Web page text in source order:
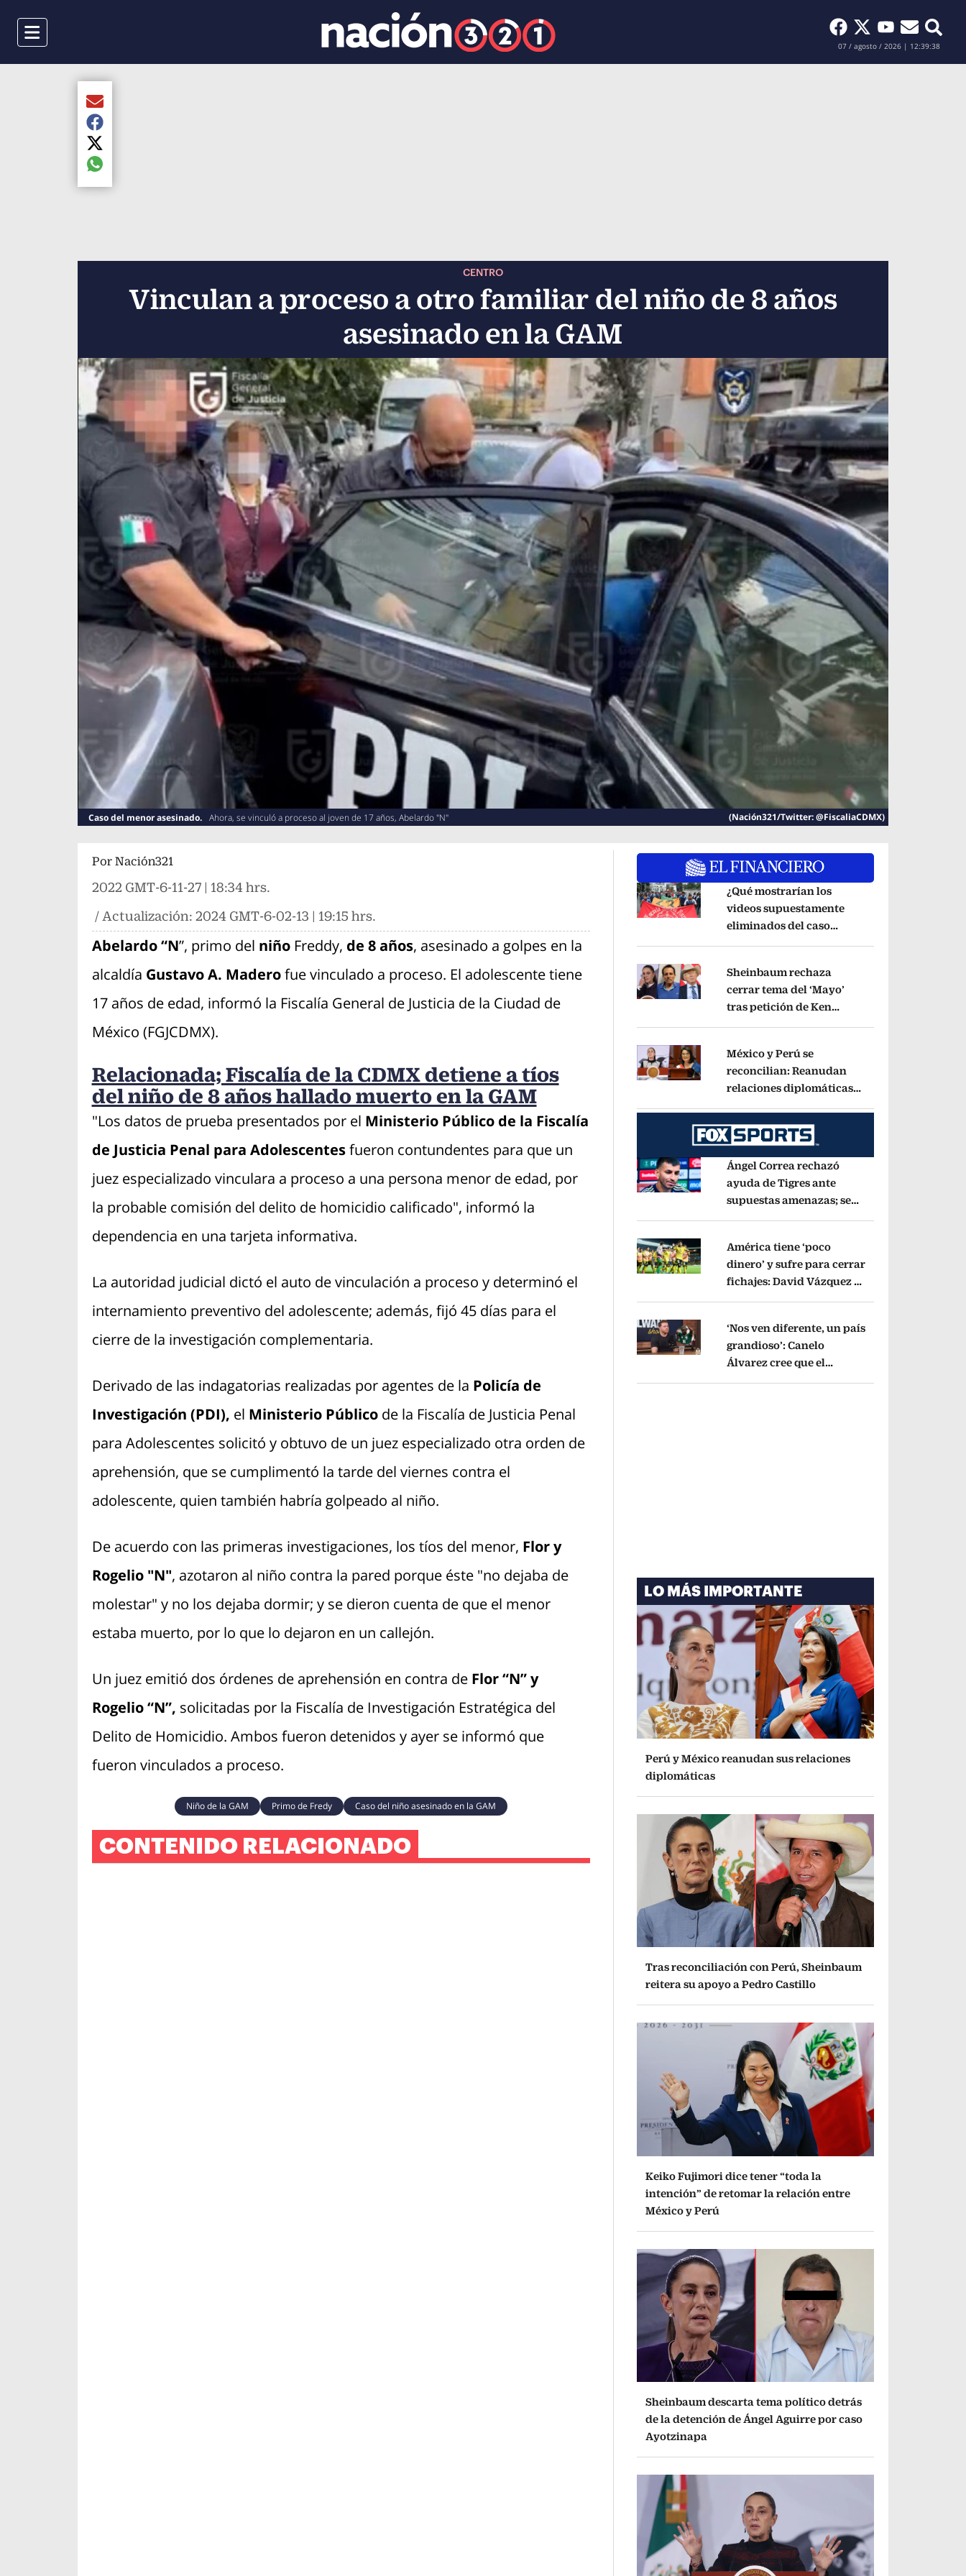
Menu Buscar
07 / agosto / 2026 | 12:39:39
CENTRO
Vinculan a proceso a otro familiar del niño de 8 años
asesinado en la GAM
Caso del menor asesinado. Ahora, se vinculó a proceso al joven de 17 años, Abelardo "N" (Nación321/Twitter: @FiscaliaCDMX)
Compartir el artículo actual mediante Email
Compartir el artículo actual mediante Facebook
Compartir el artículo actual mediante Twitter
Compartir el artículo actual mediante global.social-whatsapp
Por Nación321
2022 GMT-6-11-27 | 18:34 hrs.
/ Actualización: 2024 GMT-6-02-13 | 19:15 hrs.
Abelardo “N”, primo del niñoFreddy, de 8 años, asesinado a golpes en la
alcaldía Gustavo A. Maderofue vinculado a proceso. El adolescente tiene
17 años de edad, informó la Fiscalía General de Justicia de la Ciudad de
México (FGJCDMX).
Relacionada; Fiscalía de la CDMX detiene a tíos
del niño de 8 años hallado muerto en la GAM
"Los datos de prueba presentados por el Ministerio Público de la Fiscalía
de Justicia Penal para Adolescentesfueron contundentes para que un
juez especializado vinculara a proceso a una persona menor de edad, por
la probable comisión del delito de homicidio calificado", informó la
dependencia en una tarjeta informativa.
La autoridad judicial dictó el auto de vinculación a proceso y determinó el
internamiento preventivo del adolescente; además, fijó 45 días para el
cierre de la investigación complementaria.
Derivado de las indagatorias realizadas por agentes de la Policía de
Investigación (PDI), el Ministerio Público de la Fiscalía de Justicia Penal
para Adolescentes solicitó y obtuvo de un juez especializado otra orden de
aprehensión, que se cumplimentó la tarde del viernes contra el
adolescente, quien también habría golpeado al niño.
De acuerdo con las primeras investigaciones, los tíos del menor, Flor y
Rogelio "N", azotaron al niño contra la pared porque éste "no dejaba de
molestar" y no los dejaba dormir; y se dieron cuenta de que el menor
estaba muerto, por lo que lo dejaron en un callejón.
Un juez emitió dos órdenes de aprehensión en contra de Flor “N” y
Rogelio “N”, solicitadas por la Fiscalía de Investigación Estratégica del
Delito de Homicidio. Ambos fueron detenidos y ayer se informó que
fueron vinculados a proceso.
Niño de la GAM Primo de Fredy Caso del niño asesinado en la GAM
CONTENIDO RELACIONADO
Opens in new window
¿Qué mostrarían los
videos supuestamente
eliminados del caso
Opens in new window
Sheinbaum rechaza
cerrar tema del ‘Mayo’
tras petición de Ken
Opens in new window
México y Perú se
reconcilian: Reanudan
relaciones diplomáticas
ChávezOpens in new window
Opens in new window
Ángel Correa rechazó
ayuda de Tigres ante
supuestas amenazas; se
Opens in new window
América tiene ‘poco
dinero’ y sufre para cerrar
fichajes: David Vázquez se
Opens in new window
‘Nos ven diferente, un país
grandioso’: Canelo
Álvarez cree que el
LO MÁS IMPORTANTE
Perú y México reanudan sus relaciones
diplomáticas
Tras reconciliación con Perú, Sheinbaum
reitera su apoyo a Pedro Castillo
Keiko Fujimori dice tener “toda la
intención” de retomar la relación entre
México y Perú
Sheinbaum descarta tema político detrás
de la detención de Ángel Aguirre por caso
Ayotzinapa